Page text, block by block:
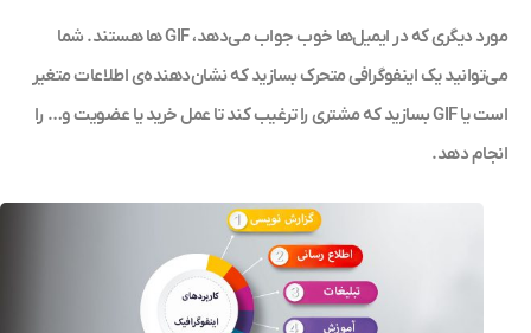
مورد دیگری که در ایمیل‌ها خوب جواب می‌دهد، GIF ها هستند. شما
می‌توانید یک اینفوگرافی متحرک بسازید که نشان‌دهنده‌ی اطلاعات متغیر
است یا GIF بسازید که مشتری را ترغیب کند تا عمل خرید یا عضویت و… را
انجام دهد.